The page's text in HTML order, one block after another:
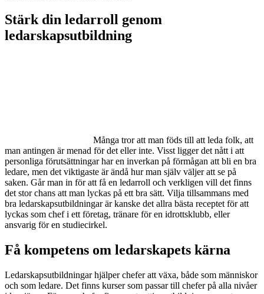
Stärk din ledarroll genom
ledarskapsutbildning
Många tror att man föds till att leda folk, att
man antingen är menad för det eller inte. Visst ligger det nått i att
personliga förutsättningar har en inverkan på förmågan att bli en bra
ledare, men det viktigaste är ändå hur man själv väljer att se på
saken. Går man in för att få en ledarroll och verkligen vill det finns
det stor chans att man lyckas på ett bra sätt. Vilja tillsammans med
bra ledarskapsutbildningar är kanske det allra bästa receptet för att
lyckas som chef i ett företag, tränare för en idrottsklubb, eller
ansvarig för en studiecirkel.
Få kompetens om ledarskapets kärna
Ledarskapsutbildningar hjälper chefer att växa, både som människor
och som ledare. Det finns kurser som passar till chefer på alla nivåer